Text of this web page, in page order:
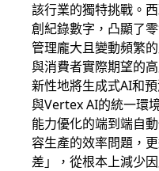
該行業的獨特挑戰。
創紀錄數字，凸顯了
管理龐大且變動頻繁
與消費者實際期望的
新性地將生成式AI和
與Vertex AI的統一環
能力優化的端到端自
容生產的效率問題，
差」，從根本上減少